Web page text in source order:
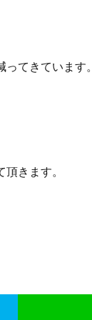
てきています。
きます。